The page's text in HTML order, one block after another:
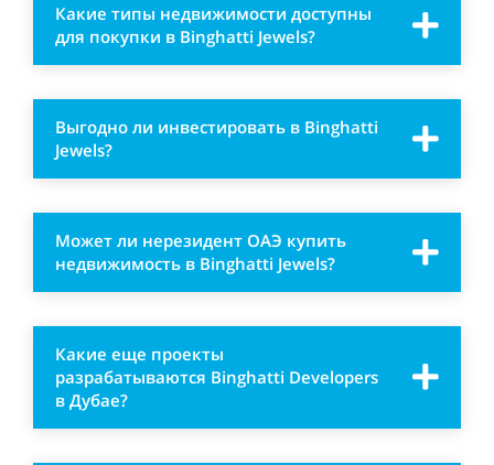
Какие типы недвижимости доступны
для покупки в Binghatti Jewels?
Выгодно ли инвестировать в Binghatti
Jewels?
Может ли нерезидент ОАЭ купить
недвижимость в Binghatti Jewels?
Какие еще проекты
разрабатываются Binghatti Developers
в Дубае?